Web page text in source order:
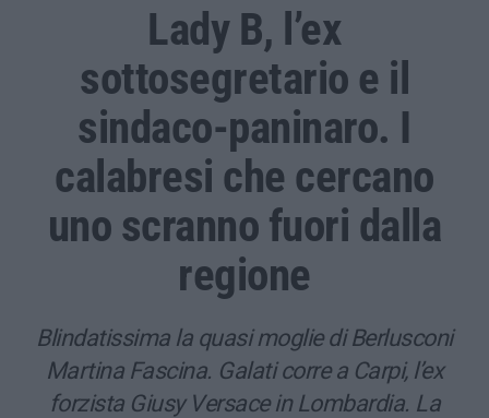
Lady B, l’ex
sottosegretario e il
sindaco-paninaro. I
calabresi che cercano
uno scranno fuori dalla
regione
Blindatissima la quasi moglie di Berlusconi
Martina Fascina. Galati corre a Carpi, l’ex
forzista Giusy Versace in Lombardia. La